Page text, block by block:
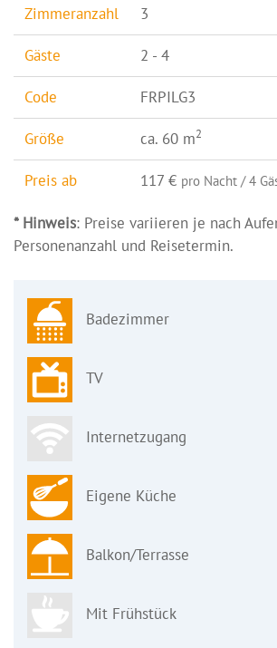
Zimmeranzahl 3
Gäste 2 - 4
Code FRPILG3
Größe ca. 60 m2
Preis ab 117 € pro Nacht / 4
* Hinweis: Preise variieren je nach
Personenanzahl und Reisetermin.
Badezimmer
TV
Internetzugang
Eigene Küche
Balkon/Terrasse
Mit Frühstück